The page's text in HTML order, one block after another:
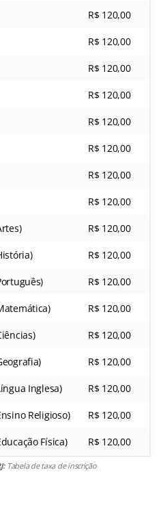
R$ 120,00
R$ 120,00
R$ 120,00
R$ 120,00
R$ 120,00
R$ 120,00
R$ 120,00
R$ 120,00
R$ 120,00
R$ 120,00
R$ 120,00
R$ 120,00
R$ 120,00
R$ 120,00
Inglesa) R$ 120,00
Religioso) R$ 120,00
Física) R$ 120,00
Tabela de taxa de inscrição